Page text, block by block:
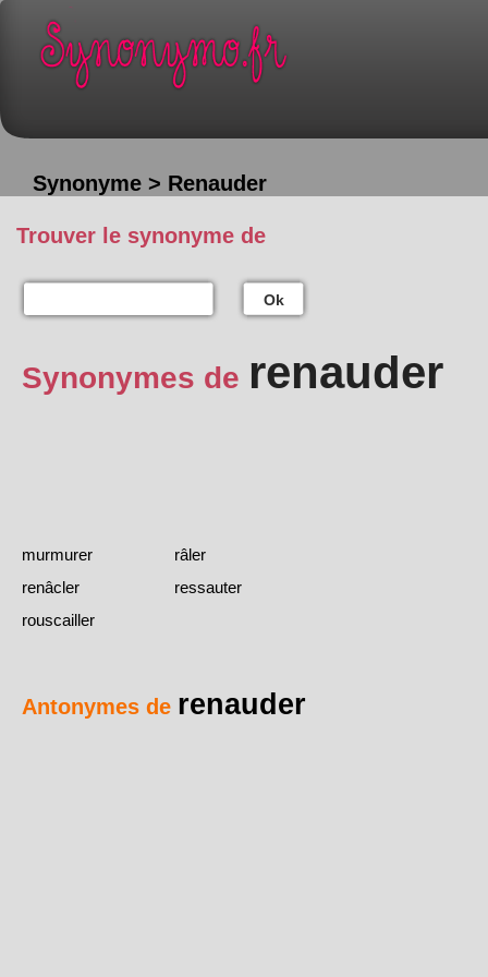
Synonyme > Renauder
Trouver le synonyme de
Ok
Synonymes de renauder
murmurer
râler
renâcler
ressauter
rouscailler
Antonymes de renauder